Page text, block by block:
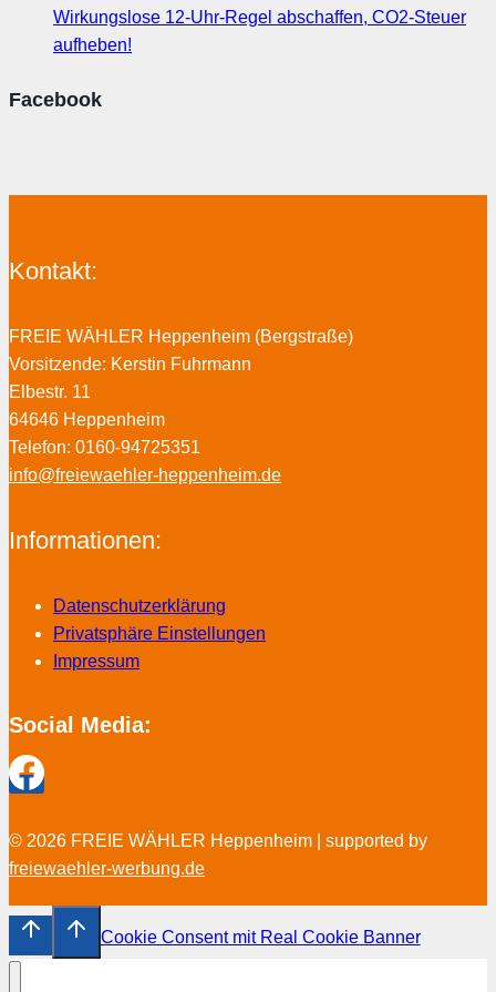
Wirkungslose 12-Uhr-Regel abschaffen, CO2-Steuer
aufheben!
Facebook
Kontakt:
FREIE WÄHLER Heppenheim (Bergstraße)
Vorsitzende: Kerstin Fuhrmann
Elbestr. 11
64646 Heppenheim
Telefon: 0160-94725351
info@freiewaehler-heppenheim.de
Informationen:
Datenschutzerklärung
Privatsphäre Einstellungen
Impressum
Social Media:
© 2026 FREIE WÄHLER Heppenheim | supported by
freiewaehler-werbung.de
Cookie Consent mit Real Cookie Banner